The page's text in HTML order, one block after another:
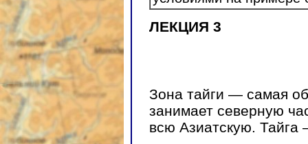
ЛЕКЦИЯ 3
Зона тайги — самая
занимает северную
всю Азиатскую.